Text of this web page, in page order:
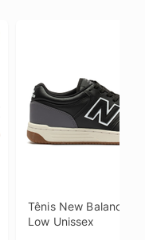
Tênis New Balance
Low Unissex